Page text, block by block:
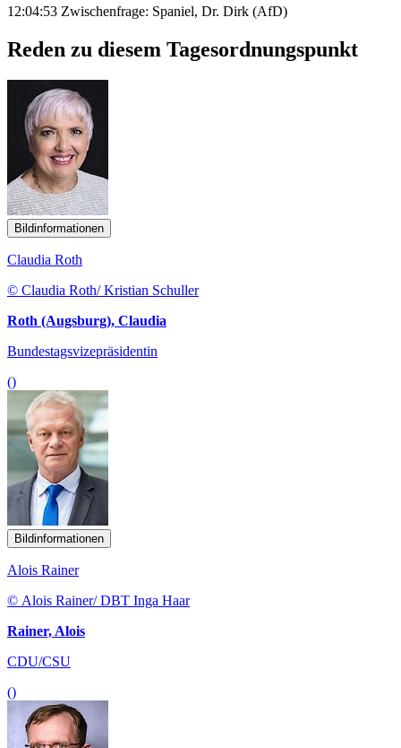
12:04:53 Zwischenfrage: Spaniel, Dr. Dirk (AfD)
Reden zu diesem Tagesordnungspunkt
Bildinformationen
Claudia Roth
© Claudia Roth/ Kristian Schuller
Roth (Augsburg), Claudia
Bundestagsvizepräsidentin
()
Bildinformationen
Alois Rainer
© Alois Rainer/ DBT Inga Haar
Rainer, Alois
CDU/CSU
()